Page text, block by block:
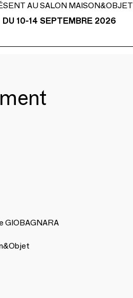
AU SALON MAISON&OBJET
DU 10-14 SEPTEMBRE 2026
GIOBAGNARA